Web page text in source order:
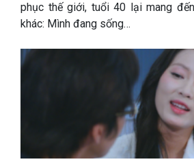
phục thế giới, tuổi 40 lại mang
khác: Mình đang sống…